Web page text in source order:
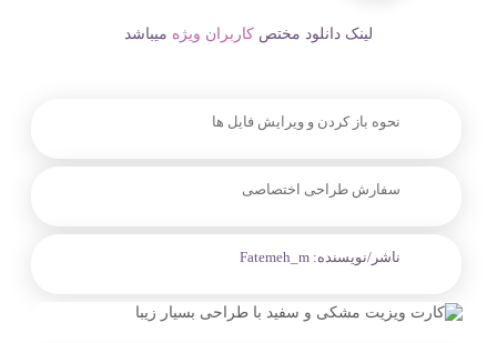
لینک دانلود مختص کاربران ویژه میباشد
نحوه باز کردن و ویرایش فایل ها
سفارش طراحی اختصاصی
ناشر/نویسنده: Fatemeh_m